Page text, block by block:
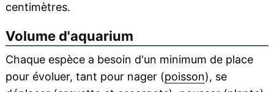
centimètres.
Volume d'aquarium
Chaque espèce a besoin d'un minimum de place
pour évoluer, tant pour nager (poisson), se